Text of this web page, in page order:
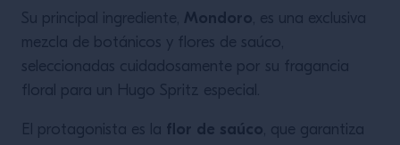
VER LA RECETA
Su principal ingrediente, Mondoro, es una exclusiva
mezcla de botánicos y flores de saúco,
seleccionadas cuidadosamente por su fragancia
floral para un Hugo Spritz especial.
El protagonista es la flor de saúco, que garantiza